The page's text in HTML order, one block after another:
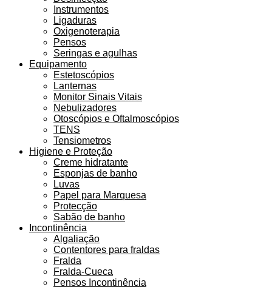
Instrumentos
Ligaduras
Oxigenoterapia
Pensos
Seringas e agulhas
Equipamento
Estetoscópios
Lanternas
Monitor Sinais Vitais
Nebulizadores
Otoscópios e Oftalmoscópios
TENS
Tensiometros
Higiene e Proteção
Creme hidratante
Esponjas de banho
Luvas
Papel para Marquesa
Protecção
Sabão de banho
Incontinência
Algaliação
Contentores para fraldas
Fralda
Fralda-Cueca
Pensos Incontinência